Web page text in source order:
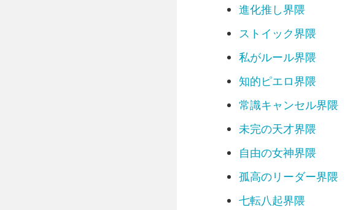
モヤモヤ診断を受ける
転職サイト診断を受ける
進化推し界隈
ストイック界隈
私がルール界隈
知的ピエロ界隈
常識キャンセル界隈
未完の天才界隈
自由の女神界隈
孤高のリーダー界隈
七転八起界隈